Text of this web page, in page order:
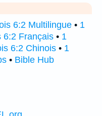
6:2 Multilingue • 1
6:2 Français • 1
6:2 Chinois • 1
• Bible Hub